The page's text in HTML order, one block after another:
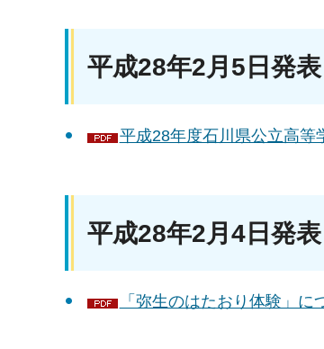
平成28年2月5日発表
平成28年度石川県公立高等
平成28年2月4日発表
「弥生のはたおり体験」に